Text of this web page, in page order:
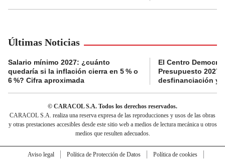
Últimas Noticias
Salario mínimo 2027: ¿cuánto
quedaría si la inflación cierra en 5 % o
6 %? Cifra aproximada
El Centro
Presupuesto 2027
desfinanciación y
© CARACOL S.A. Todos los derechos reservados.
CARACOL S.A. realiza una reserva expresa de las reproducciones y usos de las obras
y otras prestaciones accesibles desde este sitio web a medios de lectura mecánica u otros
medios que resulten adecuados.
Aviso legal Política de Protección de Datos
Política de cookies